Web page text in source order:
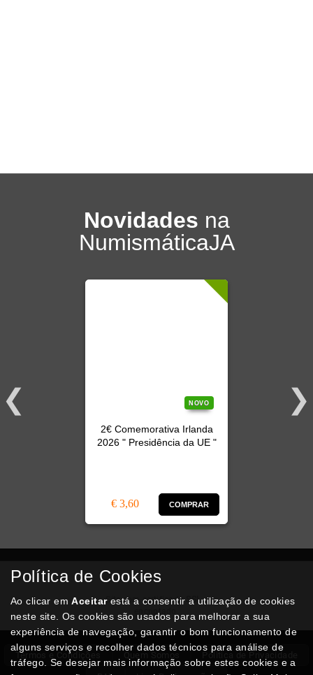
Novidades na
NumismáticaJA
NOVO
2€ Comemorativa Irlanda
2026 " Presidência da UE "
€ 3,60 COMPRAR
CompraSegura
Site com certificado SSLe
encriptado.
Termos e Condições Politica de Privacidade
Política de Cookies
Ao clicar emAceitarestá a consentir a utilização de cookies
neste site. Os cookies são usados para melhorar a sua
experiência de navegação, garantir o bom funcionamento de
alguns serviços e recolher dados técnicos para análise de
tráfego. Se desejar mais informação sobre estes cookies e a